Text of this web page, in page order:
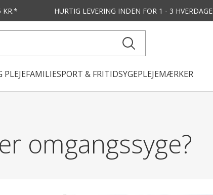
KR.* HURTIG LEVERING INDEN FOR 1 - 3 HVERDAGE
PLEJEFAMILIESPORT & FRITIDSYGEPLEJEMÆRKER
omgangssyge?